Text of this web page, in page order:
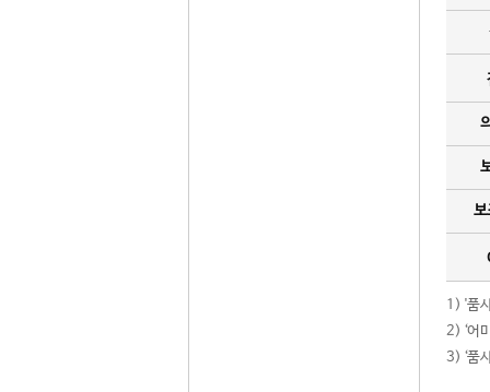
보
1) '품
2) ‘어
3) ‘품